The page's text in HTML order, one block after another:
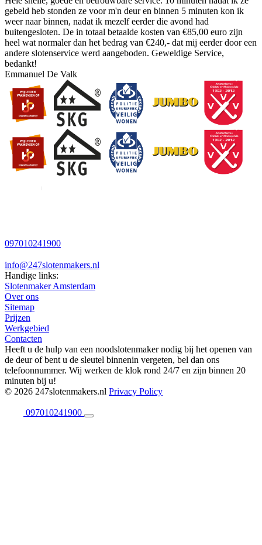
gebeld heb stonden ze voor m'n deur en binnen 5 minuten kon ik
weer naar binnen, nadat ik mezelf eerder die avond had
buitengesloten. De in totaal betaalde kosten van €85,00 euro zijn
heel wat normaler dan het bedrag van €240,- dat mij eerder door een
andere slotenservice werd aangeboden. Geweldige Service,
bedankt!
Emmanuel De Valk
097010241900
info@247slotenmakers.nl
Handige links:
Slotenmaker Amsterdam
Over ons
Sitemap
Prijzen
Werkgebied
Contacten
Heeft u de hulp van een noodslotenmaker nodig bij het openen van
de deur of bent u de sleutel binnenin vergeten, bel dan ons
telefoonnummer. Wij werken de klok rond 24/7 en zijn binnen 20
minuten bij u!
© 2026 247slotenmakers.nl Privacy Policy
097010241900